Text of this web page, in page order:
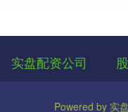
实盘配资公司
Powered by 实